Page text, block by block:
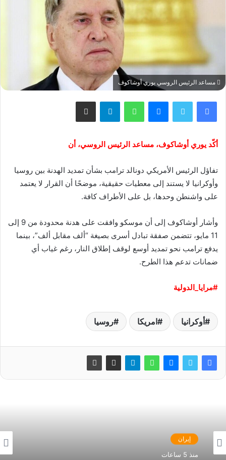
مساعد الرئيس الروسي يوري أوشاكوف
فيسبوك تويتر ماسنجر واتساب تيلقرام مشاركة عبر البريد
أكّد يوري أوشاكوف، مساعد الرئيس الروسي، أن
تفاؤل الرئيس الأمريكي دونالد ترامب بشأن تمديد الهدنة بين روسيا
وأوكرانيا لا يستند إلى معطيات حقيقية، موضحًا أن القرار لا يعتمد
على واشنطن وحدها، بل على الأطراف كافة.
وأشار أوشاكوف إلى أن موسكو وافقت على هدنة محدودة من 9 إلى
11 مايو، تتضمن صفقة تبادل أسرى بصيغة “ألف مقابل ألف”، بينما
يدفع ترامب نحو تمديد أوسع لوقف إطلاق النار، رغم غياب أي
ضمانات تدعم هذا الطرح.
#مرايا_الدولية
أوكرانيا امريكا روسيا
إيران
منذ 5 ساعات